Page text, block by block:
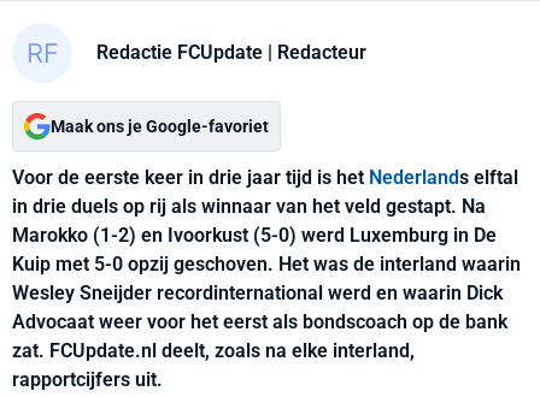
Redactie FCUpdate | Redacteur
Maak ons je Google-favoriet
Voor de eerste keer in drie jaar tijd is het Nederlands elftal
in drie duels op rij als winnaar van het veld gestapt. Na
Marokko (1-2) en Ivoorkust (5-0) werd Luxemburg in De
Kuip met 5-0 opzij geschoven. Het was de interland waarin
Wesley Sneijder recordinternational werd en waarin Dick
Advocaat weer voor het eerst als bondscoach op de bank
zat. FCUpdate.nl deelt, zoals na elke interland,
rapportcijfers uit.